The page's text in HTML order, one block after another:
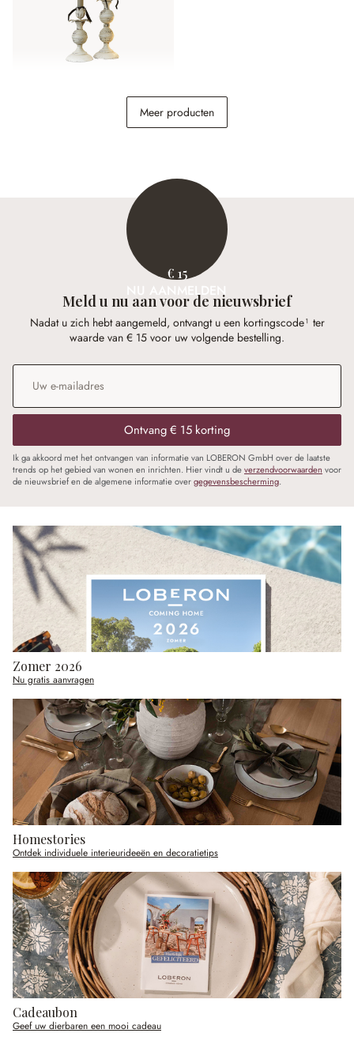
Kaarsenhouder set van 2Meer producten
€ 15
NU AANMELDEN
Meld u nu aan voor de nieuwsbrief
Nadat u zich hebt aangemeld, ontvangt u een kortingscode¹ ter
waarde van € 15 voor uw volgende bestelling.
E-mailadres
Ontvang € 15 korting
Ik ga akkoord met het ontvangen van informatie van LOBERON GmbH over de laatste
trends op het gebied van wonen en inrichten. Hier vindt u deverzendvoorwaarden voor
de nieuwsbrief en de algemene informatie overgegevensbescherming.
Zomer 2026
Nu gratis aanvragen
Homestories
Ontdek individuele interieurideeën en decoratietips
Cadeaubon
Geef uw dierbaren een mooi cadeau